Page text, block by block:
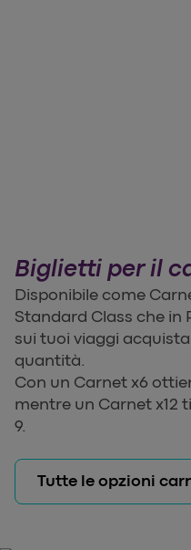
Biglietti per il
Disponibile come
Standard Class che in
sui tuoi viaggi
quantità.
Con un Carnet x6
mentre un Carnet x12
9.
Tutte le opzioni